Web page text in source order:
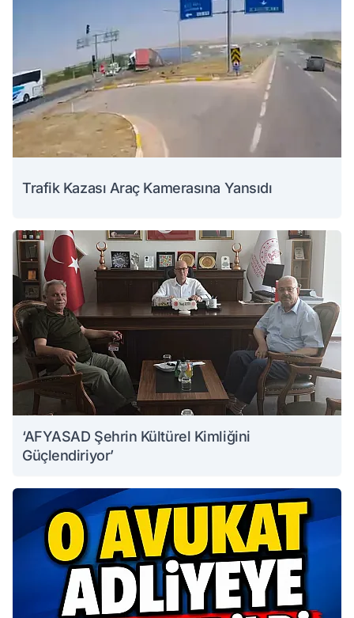
Trafik Kazası Araç Kamerasına Yansıdı
‘AFYASAD Şehrin Kültürel Kimliğini
Güçlendiriyor’